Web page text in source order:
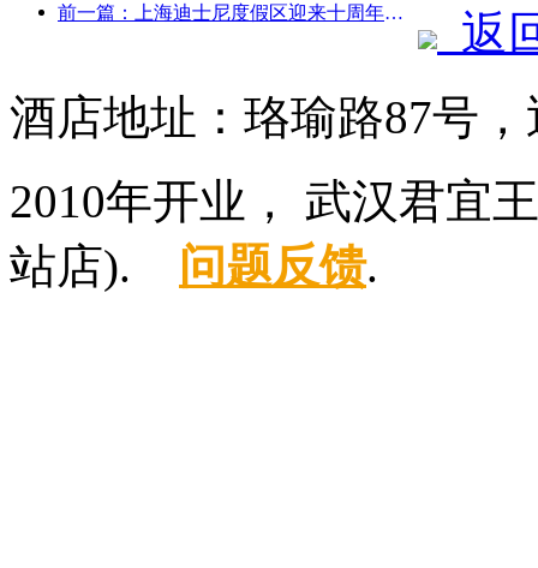
前一篇：上海迪士尼度假区迎来十周年，累计接待游客超1亿人次
返
酒店地址：珞瑜路87号
2010年开业， 武汉君宜
站店). 问题反馈.